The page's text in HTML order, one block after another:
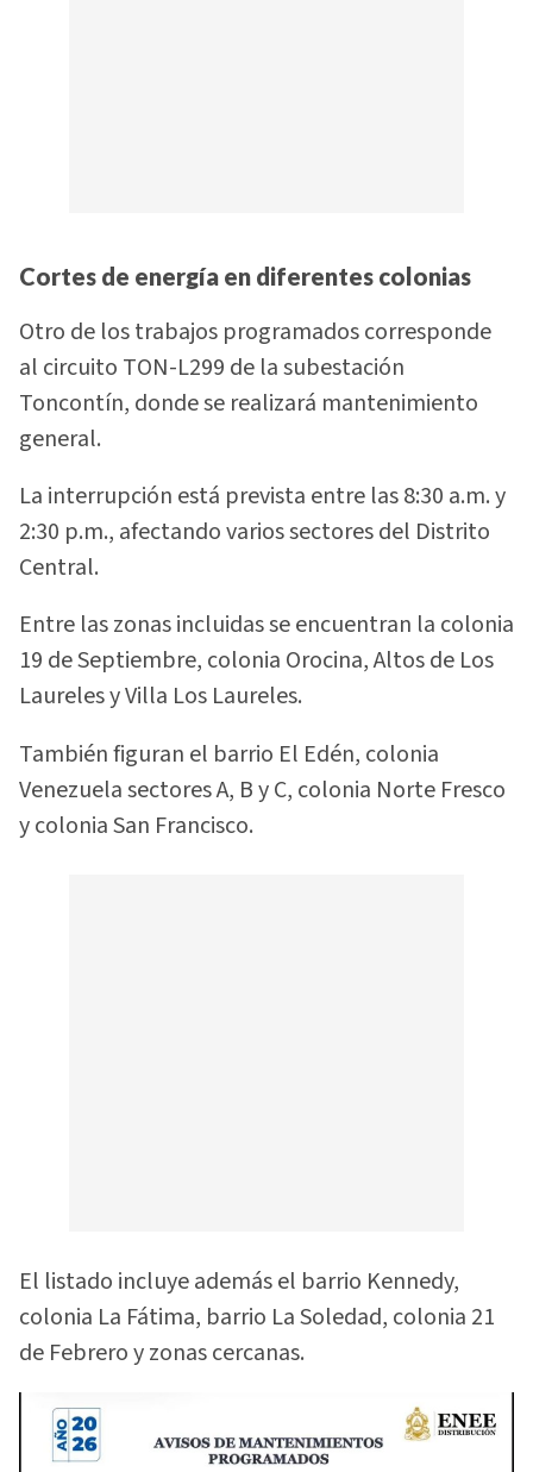
Cortes de energía en diferentes colonias
Otro de los trabajos programados corresponde
al circuito TON-L299 de la subestación
Toncontín, donde se realizará mantenimiento
general.
La interrupción está prevista entre las 8:30 a.m. y
2:30 p.m., afectando varios sectores del Distrito
Central.
Entre las zonas incluidas se encuentran la colonia
19 de Septiembre, colonia Orocina, Altos de Los
Laureles y Villa Los Laureles.
También figuran el barrio El Edén, colonia
Venezuela sectores A, B y C, colonia Norte Fresco
y colonia San Francisco.
El listado incluye además el barrio Kennedy,
colonia La Fátima, barrio La Soledad, colonia 21
de Febrero y zonas cercanas.